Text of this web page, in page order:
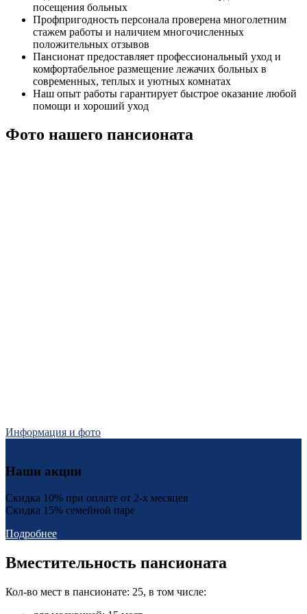
посещения больных
Профпригодность персонала проверена многолетним
стажем работы и наличием многочисленных
положительных отзывов
Пансионат предоставляет профессиональный уход и
комфортабельное размещение лежачих больных в
современных, теплых и уютных комнатах
Наш опыт работы гарантирует быстрое оказание любой
помощи и хороший уход
Фото нашего пансионата
Информация и фото
Наши акции
Скидка 10% при оплате от 2-х месяцев
Скидка 15% семейной паре
Подробнее
Вместительность пансионата
Кол-во мест в пансионате: 25, в том числе: